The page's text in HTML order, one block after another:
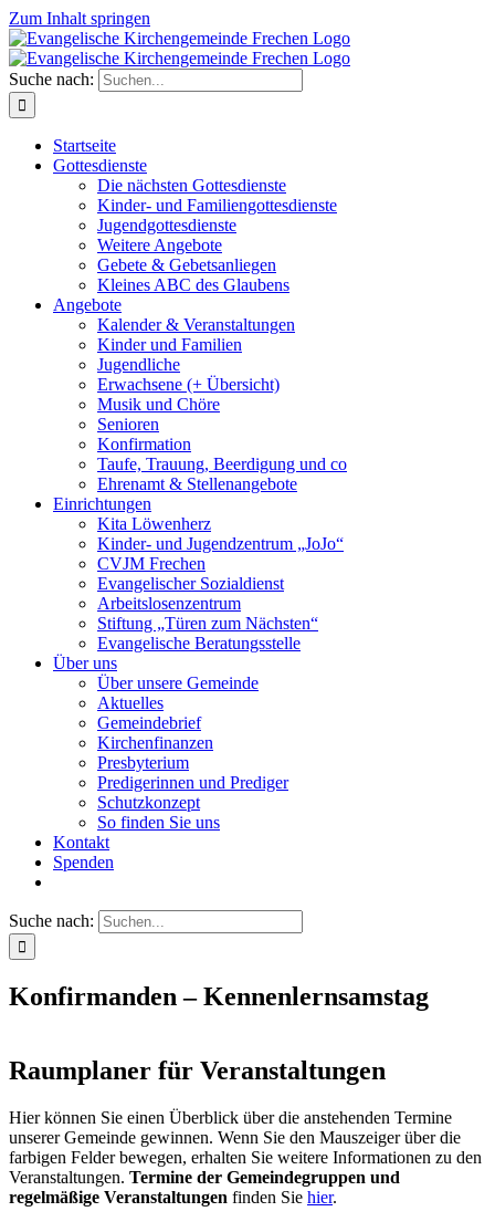
Zum Inhalt springen
Suche nach:
Startseite
Gottesdienste
Die nächsten Gottesdienste
Kinder- und Familiengottesdienste
Jugendgottesdienste
Weitere Angebote
Gebete & Gebetsanliegen
Kleines ABC des Glaubens
Angebote
Kalender & Veranstaltungen
Kinder und Familien
Jugendliche
Erwachsene (+ Übersicht)
Musik und Chöre
Senioren
Konfirmation
Taufe, Trauung, Beerdigung und co
Ehrenamt & Stellenangebote
Einrichtungen
Kita Löwenherz
Kinder- und Jugendzentrum „JoJo“
CVJM Frechen
Evangelischer Sozialdienst
Arbeitslosenzentrum
Stiftung „Türen zum Nächsten“
Evangelische Beratungsstelle
Über uns
Über unsere Gemeinde
Aktuelles
Gemeindebrief
Kirchenfinanzen
Presbyterium
Predigerinnen und Prediger
Schutzkonzept
So finden Sie uns
Kontakt
Spenden
Suche nach:
Konfirmanden – Kennenlernsamstag
Raumplaner für Veranstaltungen
Hier können Sie einen Überblick über die anstehenden Termine
unserer Gemeinde gewinnen. Wenn Sie den Mauszeiger über die
farbigen Felder bewegen, erhalten Sie weitere Informationen zu den
Veranstaltungen. Termine der Gemeindegruppen und
regelmäßige Veranstaltungen finden Sie hier.